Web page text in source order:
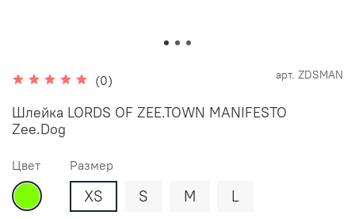
(0) арт. ZDSMAN
Шлейка LORDS OF ZEE.TOWN MANIFESTO
Zee.Dog
Цвет Размер
XS S M L